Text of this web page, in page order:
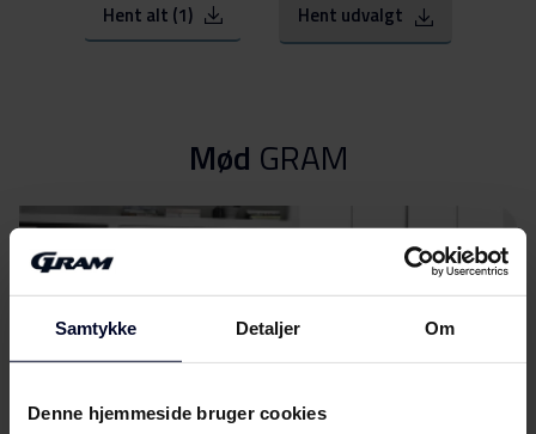
Samtykke Detaljer Om
Denne hjemmeside bruger cookies
Hent alt (1) Hent udvalgt
Mød GRAM